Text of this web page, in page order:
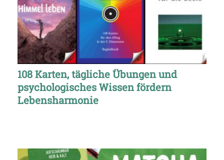
108 Karten, tägliche Übungen und
psychologisches Wissen fördern
Lebensharmonie